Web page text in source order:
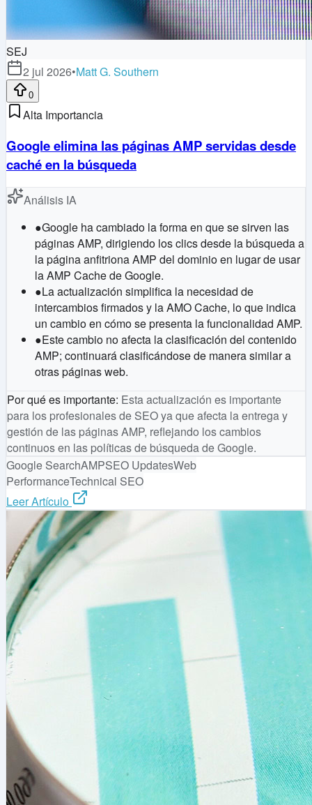
SEJ
2 jul 2026•Matt G. Southern
0
Alta Importancia
Google elimina las páginas AMP servidas desde
caché en la búsqueda
Análisis IA
●Google ha cambiado la forma en que se sirven las
páginas AMP, dirigiendo los clics desde la búsqueda a
la página anfitriona AMP del dominio en lugar de usar
la AMP Cache de Google.
●La actualización simplifica la necesidad de
intercambios firmados y la AMO Cache, lo que indica
un cambio en cómo se presenta la funcionalidad AMP.
●Este cambio no afecta la clasificación del contenido
AMP; continuará clasificándose de manera similar a
otras páginas web.
Por qué es importante: Esta actualización es importante
para los profesionales de SEO ya que afecta la entrega y
gestión de las páginas AMP, reflejando los cambios
continuos en las políticas de búsqueda de Google.
Google SearchAMPSEO UpdatesWeb
PerformanceTechnical SEO
Leer Artículo